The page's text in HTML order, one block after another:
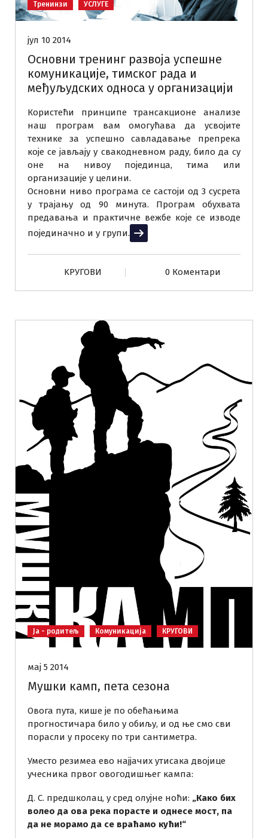
Тренинзи УСЛУГЕ
јул 10 2014
Основни тренинг развоја успешне
комуникације, тимског рада и
међуљудских односа у организацији
Користећи принципе трансакционе анализе
наш програм вам омогућава да усвојите
технике за успешно савладавање препрека
које се јављају у свакодневном раду, било да су
оне на нивоу појединца, тима или
организације у целини.
Основни ниво програма се састоји од 3 сусрета
у трајању од 90 минута. Програм обухвата
предавања и практичне вежбе које се изводе
појединачно и у групи. Прочитај више
KРУГОВИ 0 Коментари
Ја - родитељ Комуникација КРУГОВИ
мај 5 2014
Мушки камп, пета сезона
Овога пута, кише је по обећањима
прогностичара било у обиљу, и од ње смо сви
порасли у просеку по три сантиметра.
Уместо резимеа ево најјачих утисака двојице
учесника првог овогодишњег кампа:
Д. С. предшколац, у сред олујне ноћи: „Како бих
волео да ова река порасте и однесе мост, па
да не морамо да се враћамо кући!“